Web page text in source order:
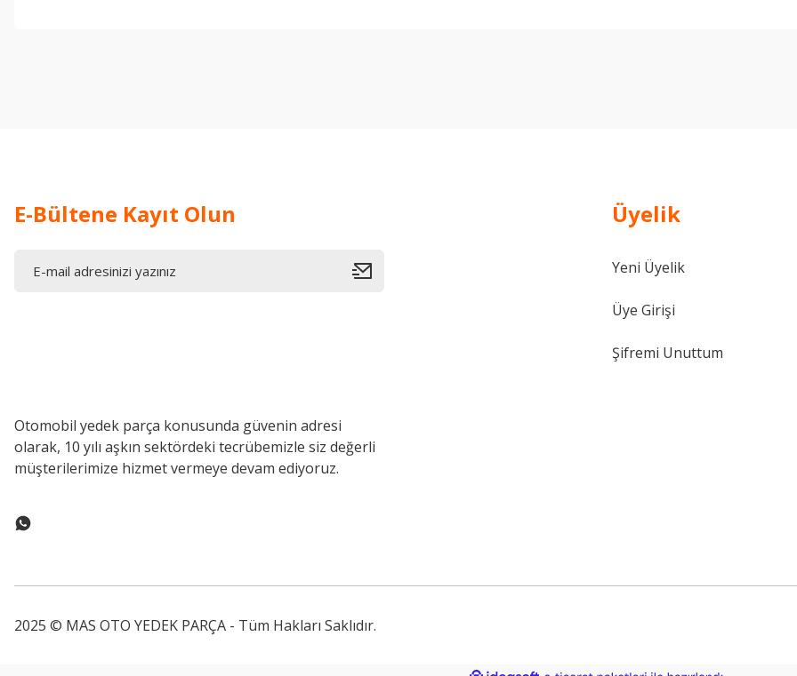
E-Bültene Kayıt Olun
Otomobil yedek parça konusunda güvenin adresi
olarak, 10 yılı aşkın sektördeki tecrübemizle siz değerli
müşterilerimize hizmet vermeye devam ediyoruz.
Üyelik
Yeni Üyelik
Üye Girişi
Şifremi Unuttum
2025 © MAS OTO YEDEK PARÇA - Tüm Hakları Saklıdır.